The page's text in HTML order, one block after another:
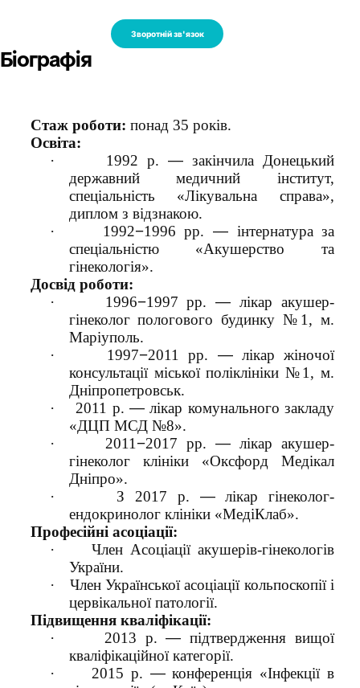
Зворотній зв'язок
Біографія
Стаж роботи: понад 35 років.
Освіта:
·
1992 р. —закінчила Донецький
державний медичний інститут,
спеціальність «Лікувальна справа»,
диплом з відзнакою.
·
1992−1996 рр. —інтернатура за
спеціальністю «Акушерство та
гінекологія».
Досвід роботи:
·
1996−1997 рр.— лікар акушер-
гінеколог пологового будинку №1, м.
Маріуполь.
·
1997−2011 рр. —лікар жіночої
консультації міської поліклініки №1, м.
Дніпропетровськ.
·
2011 р.— лікар комунального закладу
«ДЦП МСД №8».
·
2011 −2017 рр.— лікар акушер-
гінеколог клініки «Оксфорд Медікал
Дніпро».
·
З 2017 р. —лікар гінеколог-
ендокринолог клініки «МедіКлаб».
Професійні асоціації:
·
Член Асоціації акушерів-гінекологів
України.
·
Член Української асоціації кольпоскопії і
цервікальної патології.
Підвищення кваліфікації:
·
2013 р.— підтвердження вищої
кваліфікаційної категорії.
·
2015 р. —конференція «Інфекції в